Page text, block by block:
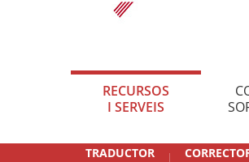
RECURSOS
I SERVEIS
TRADUCTOR